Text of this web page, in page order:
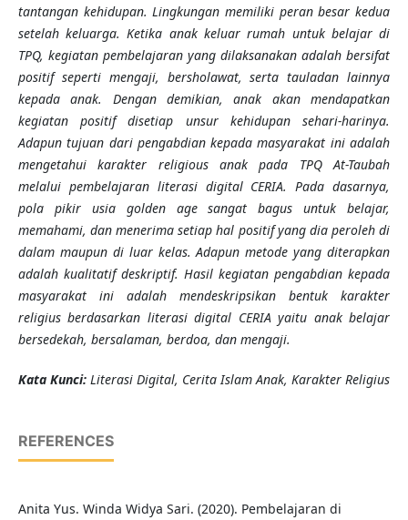
tantangan kehidupan. Lingkungan memiliki peran besar kedua
setelah keluarga. Ketika anak keluar rumah untuk belajar di
TPQ, kegiatan pembelajaran yang dilaksanakan adalah bersifat
positif seperti mengaji, bersholawat, serta tauladan lainnya
kepada anak. Dengan demikian, anak akan mendapatkan
kegiatan positif disetiap unsur kehidupan sehari-harinya.
Adapun tujuan dari pengabdian kepada masyarakat ini adalah
mengetahui karakter religious anak pada TPQ At-Taubah
melalui pembelajaran literasi digital CERIA. Pada dasarnya,
pola pikir usia golden age sangat bagus untuk belajar,
memahami, dan menerima setiap hal positif yang dia peroleh di
dalam maupun di luar kelas. Adapun metode yang diterapkan
adalah kualitatif deskriptif. Hasil kegiatan pengabdian kepada
masyarakat ini adalah mendeskripsikan bentuk karakter
religius berdasarkan literasi digital CERIA yaitu anak belajar
bersedekah, bersalaman, berdoa, dan mengaji.
Kata Kunci: Literasi Digital, Cerita Islam Anak, Karakter Religius
REFERENCES
Anita Yus. Winda Widya Sari. (2020). Pembelajaran di